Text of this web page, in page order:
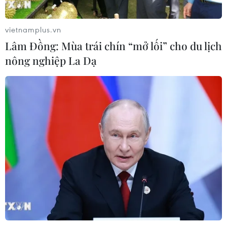
Cảnh sát khám xét nơi ở của Huấn
"Hoa Hồng"
06/08/2026 15:04
Bãi bỏ một số văn bản quy phạm
pháp luật không còn phù hợp
06/08/2026 09:59
Khởi tố người đi bộ gây tai nạn chết
người trên quốc lộ ở Quảng Trị
06/08/2026 09:44
Khởi tố Chủ tịch Hội đồng quản trị,
vietnamplus.vn
Lâm Đồng: Mùa trái chín “mở lối” cho du lịch
nông nghiệp La Dạ